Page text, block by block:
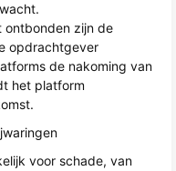
ontbonden zijn de
opdrachtgever
de nakoming van
het platform
voor schade, van